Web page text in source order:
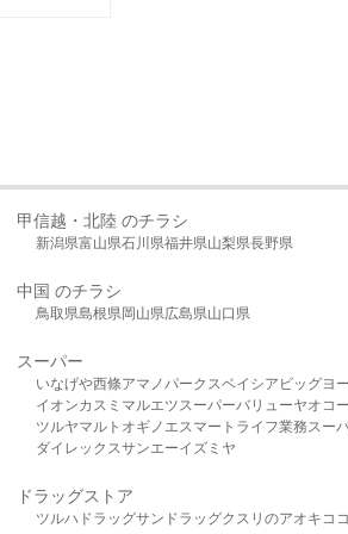
甲信越・北陸 のチラシ
新潟県富山県石川県福井県山梨県長野県
中国 のチラシ
鳥取県島根県岡山県広島県山口県
スーパー
いなげや西條アマノパークスベイシア ビッグヨ
イオンカスミ マルエツ スーパーバリューヤオコー
ツルヤマルト オギノ エスマート ライフ業務スー
ダイレックスサンエーイズミヤ
ドラッグストア
ツルハドラッグサンドラッグクスリのアオキ コ